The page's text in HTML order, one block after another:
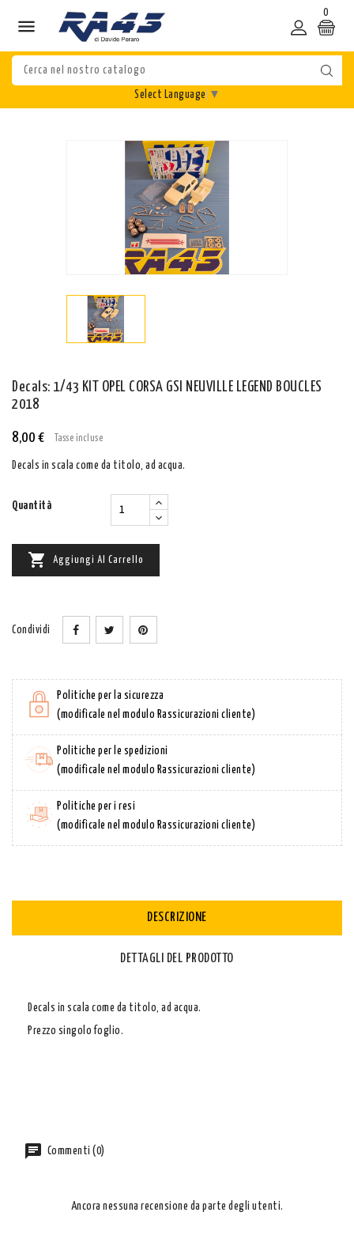

0
Select Language ▼
Decals: 1/43 KIT OPEL CORSA GSI NEUVILLE LEGEND BOUCLES
2018
8,00 € Tasse incluse
Decals in scala come da titolo, ad acqua.
Quantità
 Aggiungi Al Carrello
Condividi
Politiche per la sicurezza
(modificale nel modulo Rassicurazioni cliente)
Politiche per le spedizioni
(modificale nel modulo Rassicurazioni cliente)
Politiche per i resi
(modificale nel modulo Rassicurazioni cliente)
DESCRIZIONE
DETTAGLI DEL PRODOTTO
Decals in scala come da titolo, ad acqua.
Prezzo singolo foglio.
Commenti (0)
Ancora nessuna recensione da parte degli utenti.